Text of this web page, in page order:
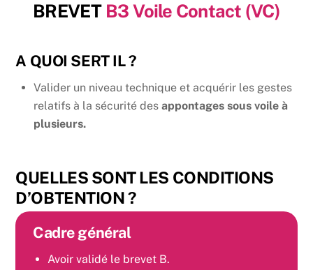
BREVET B3 Voile Contact (VC)
A QUOI SERT IL ?
Valider un niveau technique et acquérir les gestes
relatifs à la sécurité des appontages sous voile à
plusieurs.
QUELLES SONT LES CONDITIONS
D’OBTENTION ?
Cadre général
Avoir validé le brevet B.